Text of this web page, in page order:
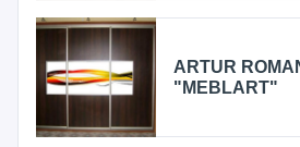
ARTUR
"MEBLART"